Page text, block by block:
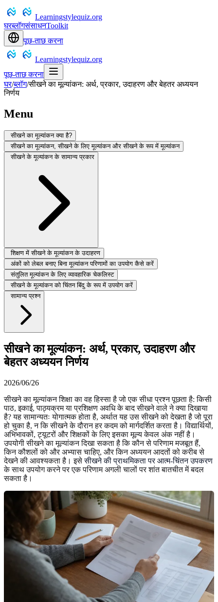
Learningstylequiz.org
घरब्लॉगसंसाधनToolkit
पूछ-ताछ करना
Learningstylequiz.org
पूछ-ताछ करना
घर/ब्लॉग/सीखने का मूल्यांकन: अर्थ, प्रकार, उदाहरण और बेहतर अध्ययन
निर्णय
Menu
सीखने का मूल्यांकन क्या है?
सीखने का मूल्यांकन, सीखने के लिए मूल्यांकन और सीखने के रूप में मूल्यांकन
सीखने के मूल्यांकन के सामान्य प्रकार
शिक्षण में सीखने के मूल्यांकन के उदाहरण
अंकों को लेबल बनाए बिना मूल्यांकन परिणामों का उपयोग कैसे करें
संतुलित मूल्यांकन के लिए व्यावहारिक चेकलिस्ट
सीखने के मूल्यांकन को चिंतन बिंदु के रूप में उपयोग करें
सामान्य प्रश्न
सीखने का मूल्यांकन: अर्थ, प्रकार, उदाहरण और
बेहतर अध्ययन निर्णय
2026/06/26
सीखने का मूल्यांकन शिक्षा का वह हिस्सा है जो एक सीधा प्रश्न पूछता है: किसी
पाठ, इकाई, पाठ्यक्रम या प्रशिक्षण अवधि के बाद सीखने वाले ने क्या दिखाया
है? यह सामान्यतः योगात्मक होता है, अर्थात यह उस सीखने को देखता है जो पूरा
हो चुका है, न कि सीखने के दौरान हर कदम को मार्गदर्शित करता है। विद्यार्थियों,
अभिभावकों, ट्यूटरों और शिक्षकों के लिए इसका मूल्य केवल अंक नहीं है।
उपयोगी सीखने का मूल्यांकन दिखा सकता है कि कौन से परिणाम मजबूत हैं,
किन कौशलों को और अभ्यास चाहिए, और किन अध्ययन आदतों को करीब से
देखने की आवश्यकता है। इसेसीखने की प्राथमिकता पर आत्म-चिंतन उपकरण
के साथ उपयोग करने पर एक परिणाम अगली चालों पर शांत बातचीत में बदल
सकता है।